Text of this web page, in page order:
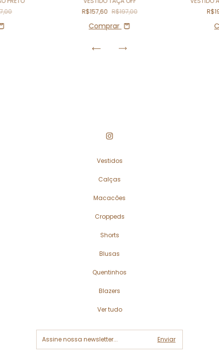
R$157,60 R$197,00
Comprar
Vestidos
Calças
Macacões
Croppeds
Shorts
Blusas
Quentinhos
Blazers
Ver tudo